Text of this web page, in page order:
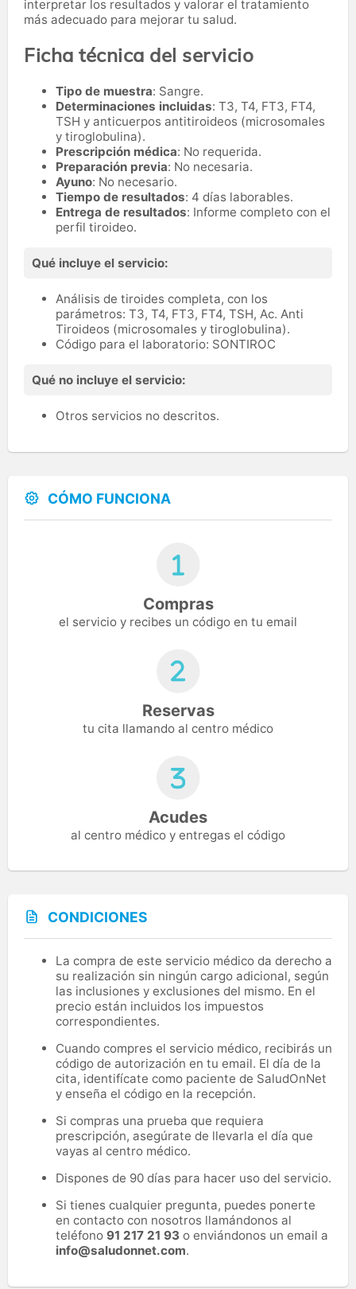
interpretar los resultados y valorar el tratamiento
más adecuado para mejorar tu salud.
Ficha técnica del servicio
Tipo de muestra: Sangre.
Determinaciones incluidas: T3, T4, FT3, FT4,
TSH y anticuerpos antitiroideos (microsomales
y tiroglobulina).
Prescripción médica: No requerida.
Preparación previa: No necesaria.
Ayuno: No necesario.
Tiempo de resultados: 4 días laborables.
Entrega de resultados: Informe completo con el
perfil tiroideo.
Qué incluye el servicio:
Análisis de tiroides completa, con los
parámetros: T3, T4, FT3, FT4, TSH, Ac. Anti
Tiroideos (microsomales y tiroglobulina).
Código para el laboratorio: SONTIROC
Qué no incluye el servicio:
Otros servicios no descritos.
CÓMO FUNCIONA
Compras
el servicio y recibes un código en tu email
Reservas
tu cita llamando al centro médico
Acudes
al centro médico y entregas el código
CONDICIONES
La compra de este servicio médico da derecho a
su realización sin ningún cargo adicional, según
las inclusiones y exclusiones del mismo. En el
precio están incluidos los impuestos
correspondientes.
Cuando compres el servicio médico, recibirás un
código de autorización en tu email. El día de la
cita, identifícate como paciente de SaludOnNet
y enseña el código en la recepción.
Si compras una prueba que requiera
prescripción, asegúrate de llevarla el día que
vayas al centro médico.
Dispones de 90 días para hacer uso del servicio.
Si tienes cualquier pregunta, puedes ponerte
en contacto con nosotros llamándonos al
teléfono 91 217 21 93 o enviándonos un email a
info@saludonnet.com.